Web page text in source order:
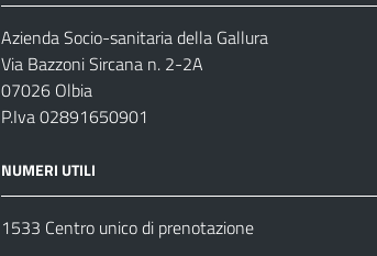
Azienda Socio-sanitaria della Gallura
Via Bazzoni Sircana n. 2-2A
07026 Olbia
P.Iva 02891650901
NUMERI UTILI
1533 Centro unico di prenotazione